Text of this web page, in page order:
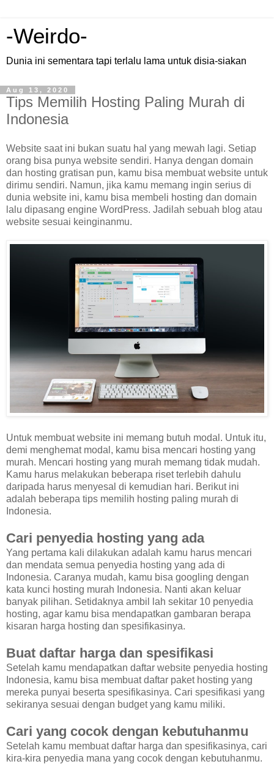
-Weirdo-
Dunia ini sementara tapi terlalu lama untuk disia-siakan
Aug 13, 2020
Tips Memilih Hosting Paling Murah di
Indonesia
Website saat ini bukan suatu hal yang mewah lagi. Setiap
orang bisa punya website sendiri. Hanya dengan domain
dan hosting gratisan pun, kamu bisa membuat website untuk
dirimu sendiri. Namun, jika kamu memang ingin serius di
dunia website ini, kamu bisa membeli hosting dan domain
lalu dipasang engine WordPress. Jadilah sebuah blog atau
website sesuai keinginanmu.
Untuk membuat website ini memang butuh modal. Untuk itu,
demi menghemat modal, kamu bisa mencari hosting yang
murah. Mencari hosting yang murah memang tidak mudah.
Kamu harus melakukan beberapa riset terlebih dahulu
daripada harus menyesal di kemudian hari. Berikut ini
adalah beberapa tips memilih hosting paling murah di
Indonesia.
Cari penyedia hosting yang ada
Yang pertama kali dilakukan adalah kamu harus mencari
dan mendata semua penyedia hosting yang ada di
Indonesia. Caranya mudah, kamu bisa googling dengan
kata kunci hosting murah Indonesia. Nanti akan keluar
banyak pilihan. Setidaknya ambil lah sekitar 10 penyedia
hosting, agar kamu bisa mendapatkan gambaran berapa
kisaran harga hosting dan spesifikasinya.
Buat daftar harga dan spesifikasi
Setelah kamu mendapatkan daftar website penyedia hosting
Indonesia, kamu bisa membuat daftar paket hosting yang
mereka punyai beserta spesifikasinya. Cari spesifikasi yang
sekiranya sesuai dengan budget yang kamu miliki.
Cari yang cocok dengan kebutuhanmu
Setelah kamu membuat daftar harga dan spesifikasinya, cari
kira-kira penyedia mana yang cocok dengan kebutuhanmu.